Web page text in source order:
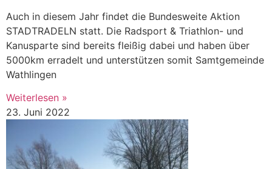
Auch in diesem Jahr findet die Bundesweite Aktion
STADTRADELN statt. Die Radsport & Triathlon- und
Kanusparte sind bereits fleißig dabei und haben über
5000km erradelt und unterstützen somit Samtgemeinde
Wathlingen
Weiterlesen »
23. Juni 2022